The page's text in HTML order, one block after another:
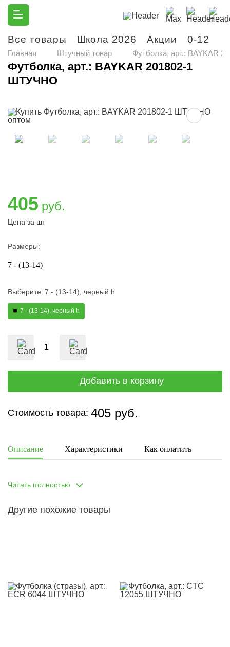
Все товары Школа 2026 Акции 0-12
Главная Штучный товар Футболка, арт.: BAYKAR
Футболка, арт.: BAYKAR 201802-1
ШТУЧНО
405 руб.
Цена за шт
Размеры:
7 - (13-14)
Выберите: 7 - (13-14), черный h
7 - (13-14), черный h
Стоимость товара: 405 руб.
Описание Характеристики Как оплатить
Читать полностью
Другие похожие товары